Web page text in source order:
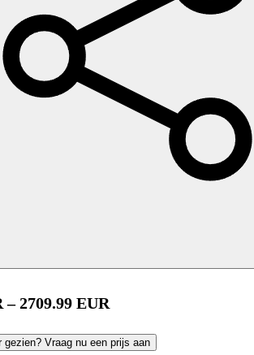
–2709.99 EUR
gezien? Vraag nu een prijs aan